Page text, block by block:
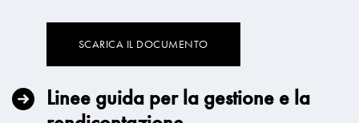
SCARICA IL DOCUMENTO
Linee guida per la gestione e la